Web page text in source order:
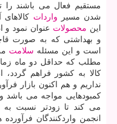
مستقیم فعال می باشند را
شدن مسیر واردات
این محصولات
و بهداشتی كه به صورت
است و این مسئله سلامت
مطلب كه حداقل دو ماه
كالا به كشور فراهم
نداریم و هم اكنون بازار
كمبودهایی مواجه می
می كند تا زودتر نسبت به
انجمن واردكنندگان